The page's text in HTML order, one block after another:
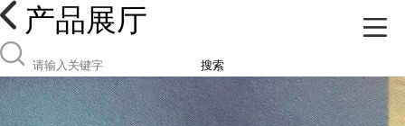
产品展厅
搜索